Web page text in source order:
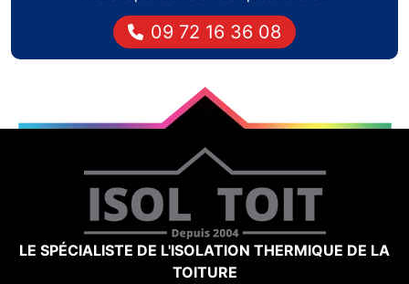
09 72 16 36 08
LE SPÉCIALISTE DE L'ISOLATION THERMIQUE DE LA
TOITURE